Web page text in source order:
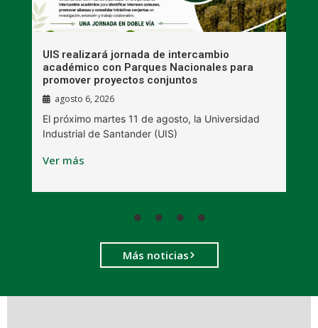
UIS realizará jornada de intercambio
académico con Parques Nacionales para
promover proyectos conjuntos
agosto 6, 2026
El próximo martes 11 de agosto, la Universidad
Industrial de Santander (UIS)
Ver más
Más noticias